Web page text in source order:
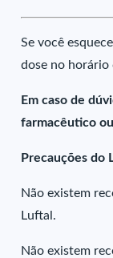
Se você
dose no horário
Em caso de
farmacêutico
Precauções do
Não existem
Luftal.
Não existem